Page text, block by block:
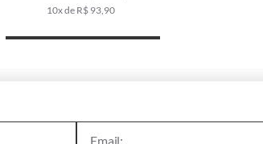
8x de R$ 52,38